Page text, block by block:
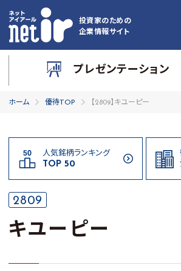
投資家のための
企業情報サイト
プレゼンテーション
ホーム 優待TOP 【2809】キユーピー
人気銘柄ランキング
TOP 50
2809
キユーピー